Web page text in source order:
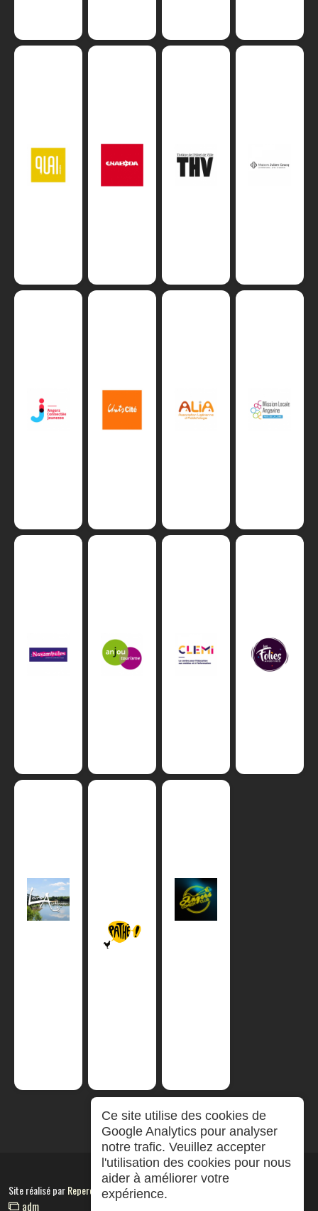
Site réalisé parRepereCom
adm
Ce site utilise des cookies de
Google Analytics pour analyser
notre trafic. Veuillez accepter
l'utilisation des cookies pour nous
aider à améliorer votre
expérience.